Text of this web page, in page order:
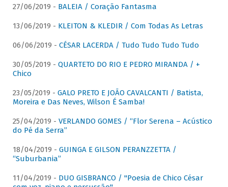
27/06/2019 - BALEIA / Coração Fantasma
13/06/2019 - KLEITON & KLEDIR / Com Todas As Letras
06/06/2019 - CÉSAR LACERDA / Tudo Tudo Tudo Tudo
30/05/2019 - QUARTETO DO RIO E PEDRO MIRANDA / +
Chico
23/05/2019 - GALO PRETO E JOÃO CAVALCANTI / Batista,
Moreira e Das Neves, Wilson É Samba!
25/04/2019 - VERLANDO GOMES / “Flor Serena – Acústico
do Pé da Serra”
18/04/2019 - GUINGA E GILSON PERANZZETTA /
“Suburbania”
11/04/2019 - DUO GISBRANCO / "Poesia de Chico César